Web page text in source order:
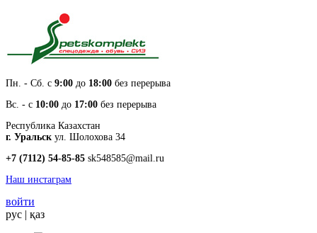
Пн. - Cб. с 9:00 до 18:00 без перерыва
Вс. - с 10:00 до 17:00 без перерыва
Республика Казахстан
г. Уральск ул. Шолохова 34
+7 (7112) 54-85-85 sk548585@mail.ru
Наш инстаграм
войти
рус | қаз